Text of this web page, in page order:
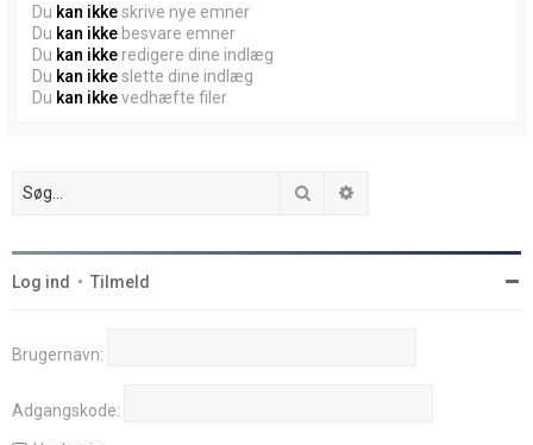
Du kan ikkeskrive nye emner
Du kan ikke besvare emner
Du kan ikke redigere dine indlæg
Du kan ikkeslette dine indlæg
Du kan ikkevedhæfte filer
Søg
Log ind • Tilmeld
Brugernavn:
Adgangskode: